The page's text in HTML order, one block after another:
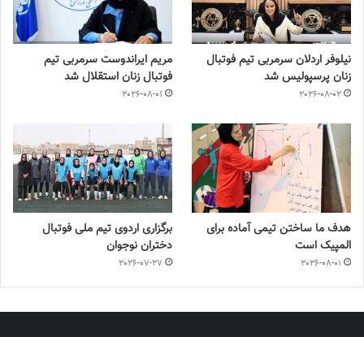
نیلوفر اردلان سرمربی تیم فوتبال
زنان پرسپولیس شد
2026-08-02
مریم ایراندوست سرمربی تیم
فوتبال زنان استقلال شد
2026-08-01
هدف ما ساختن تیمی آماده برای
المپیک است
2026-08-01
برگزاری اردوی تیم ملی فوتبال
دختران نوجوان
2026-07-27